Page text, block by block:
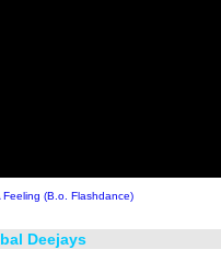
Feeling (B.o. Flashdance)
Deejays